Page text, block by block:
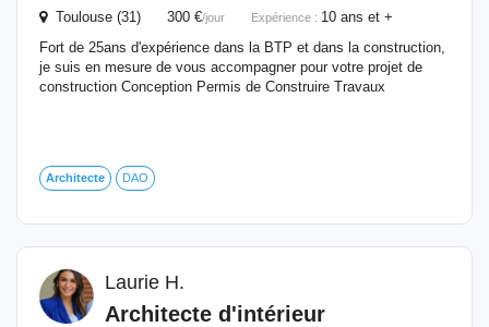
Toulouse (31) 300 €/jour Expérience : 10 ans et +
Fort de 25ans d'expérience dans la BTP et dans la construction,
je suis en mesure de vous accompagner pour votre projet de
construction Conception Permis de Construire Travaux
Architecte DAO
Laurie H.
Architecte d'intérieur